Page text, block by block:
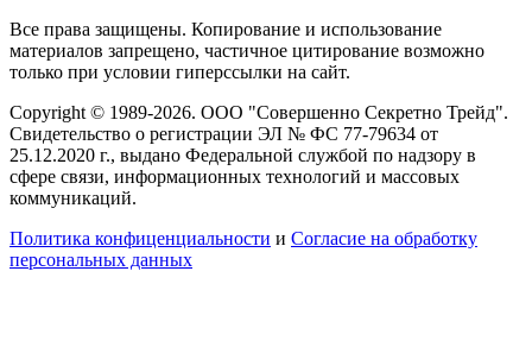
Все права защищены. Копирование и использование
материалов запрещено, частичное цитирование возможно
только при условии гиперссылки на сайт.
Copyright © 1989-2026. ООО "Совершенно Секретно Трейд".
Свидетельство о регистрации ЭЛ № ФС 77-79634 от
25.12.2020 г., выдано Федеральной службой по надзору в
сфере связи, информационных технологий и массовых
коммуникаций.
Политика конфиценциальности и Согласие на обработку
персональных данных